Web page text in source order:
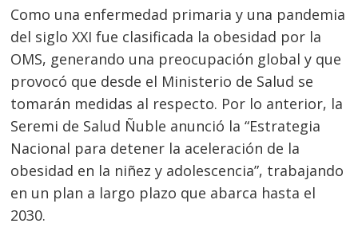
Como una enfermedad primaria y una pandemia
del siglo XXI fue clasificada la obesidad por la
OMS, generando una preocupación global y que
provocó que desde el Ministerio de Salud se
tomarán medidas al respecto. Por lo anterior, la
Seremi de Salud Ñuble anunció la “Estrategia
Nacional para detener la aceleración de la
obesidad en la niñez y adolescencia”, trabajando
en un plan a largo plazo que abarca hasta el
2030.